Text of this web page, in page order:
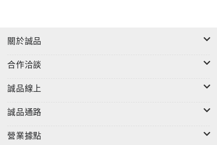
關於誠品
合作洽談
誠品線上
誠品通路
營業據點